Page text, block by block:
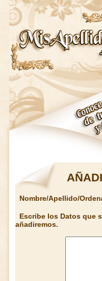
Nombre/Apellido/
Escribe los Datos que
añadiremos.